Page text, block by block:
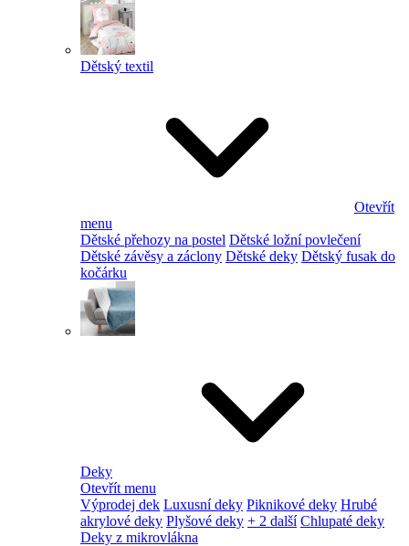
Dětský textil
Otevřít
menu
Dětské přehozy na postel Dětské ložní povlečení
Dětské závěsy a záclony Dětské deky Dětský fusak do
kočárku
Deky
Otevřít menu
Výprodej dek Luxusní deky Piknikové deky Hrubé
akrylové deky Plyšové deky + 2 další Chlupaté deky
Deky z mikrovlákna